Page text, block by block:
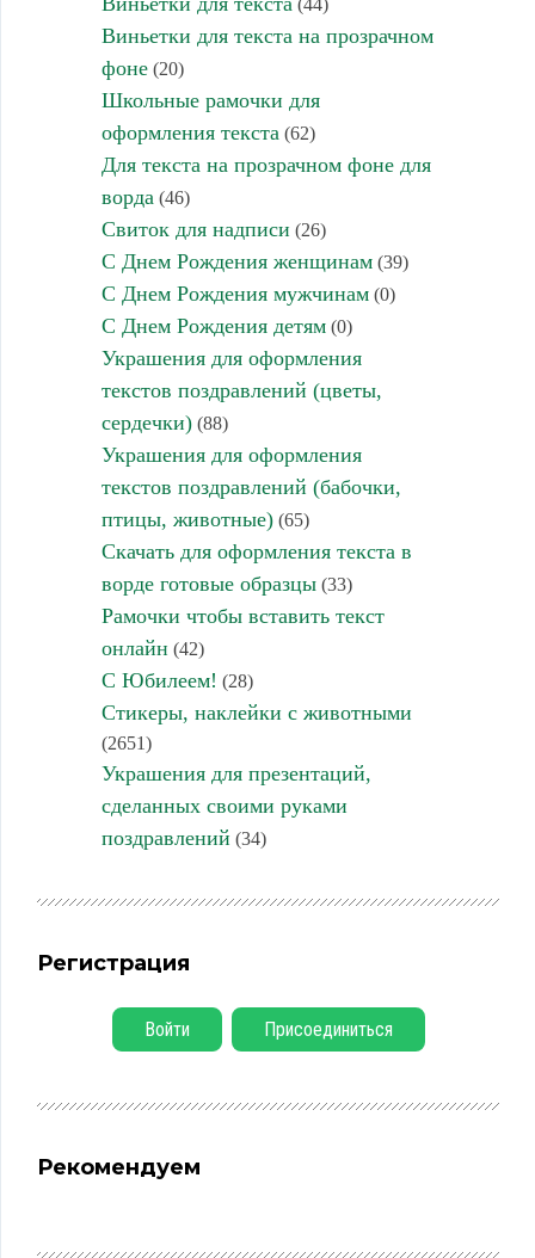
(44)
Виньетки для текста на прозрачном
фоне(20)
Школьные рамочки для
оформления текста (62)
Для текста на прозрачном фоне для
ворда (46)
Свиток для надписи (26)
С Днем Рождения женщинам(39)
С Днем Рождения мужчинам(0)
С Днем Рождения детям(0)
Украшения для оформления
текстов поздравлений (цветы,
сердечки)(88)
Украшения для оформления
текстов поздравлений (бабочки,
птицы, животные)(65)
Скачать для оформления текста в
ворде готовые образцы(33)
Рамочки чтобы вставить текст
онлайн (42)
С Юбилеем! (28)
Стикеры, наклейки с животными
(2651)
Украшения для презентаций,
сделанных своими руками
поздравлений (34)
Регистрация
Войти Присоединиться
Рекомендуем